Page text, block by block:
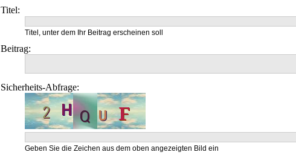
Titel:
Titel, unter dem Ihr Beitrag erscheinen soll
Beitrag:
Sicherheits-Abfrage:
Geben Sie die Zeichen aus dem oben angezeigten Bild ein